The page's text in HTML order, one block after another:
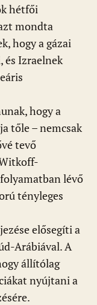
hétfői
mondta
hogy a gázai
és Izraelnek
hogy a
tőle – nemcsak
tevő
lévő
tényleges
elősegíti a
Arábiával. A
állítólag
nyújtani a